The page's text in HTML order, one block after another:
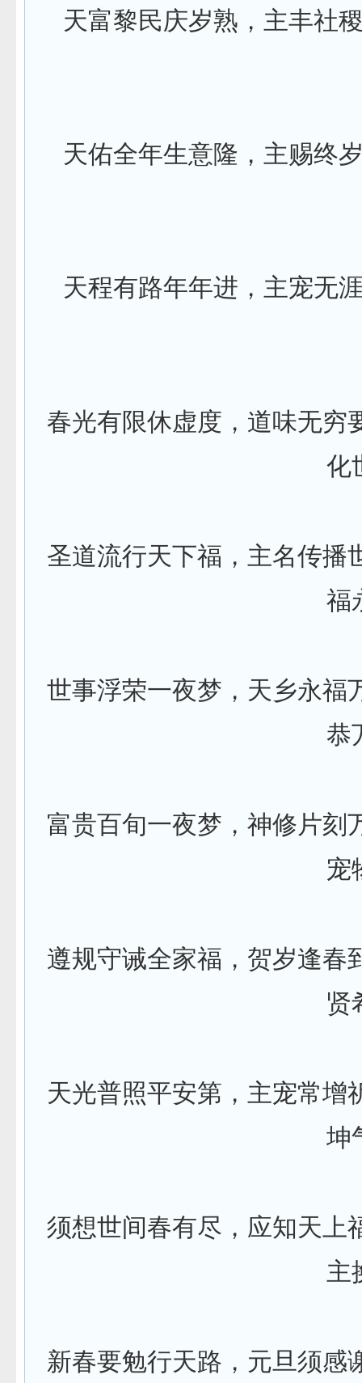
天富黎民庆岁熟，主丰社
天佑全年生意隆，主赐终
天程有路年年进，主宠无
春光有限休虚度，道味无穷
化
圣道流行天下福，主名传播
福
世事浮荣一夜梦，天乡永福
恭
富贵百旬一夜梦，神修片刻
宠
遵规守诫全家福，贺岁逢春
贤
天光普照平安第，主宠常增
坤
须想世间春有尽，应知天上
主
新春要勉行天路，元旦须感